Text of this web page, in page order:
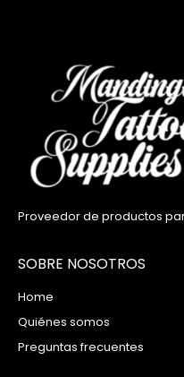
Proveedor de productos
SOBRE NOSOTROS
Home
Quiénes somos
Preguntas frecuentes